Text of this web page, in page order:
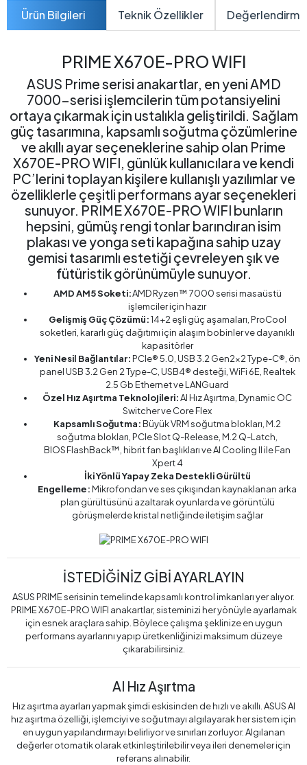
Ürün Bilgileri Teknik Özellikler
PRIME X670E-PRO WIFI
ASUS Prime serisi anakartlar, en yeni AMD
7000-serisi işlemcilerin tüm potansiyelini
ortaya çıkarmak için ustalıkla geliştirildi. Sağlam
güç tasarımına, kapsamlı soğutma çözümlerine
ve akıllı ayar seçeneklerine sahip olan Prime
X670E-PRO WIFI, günlük kullanıcılara ve kendi
PC’lerini toplayan kişilere kullanışlı yazılımlar ve
özelliklerle çeşitli performans ayar seçenekleri
sunuyor. PRIME X670E-PRO WIFI bunların
hepsini, gümüş rengi tonlar barındıran isim
plakası ve yonga seti kapağına sahip uzay
gemisi tasarımlı estetiği çevreleyen şık ve
fütüristik görünümüyle sunuyor.
AMD AM5 Soketi:AMD Ryzen™ 7000 serisi masaüstü
işlemciler için hazır
Gelişmiş Güç Çözümü:14+2 eşli güç aşamaları, ProCool
soketleri, kararlı güç dağıtımı için alaşım bobinler ve dayanıklı
kapasitörler
Yeni Nesil Bağlantılar:PCIe® 5.0, USB 3.2 Gen2x2 Type-C®, ön
panel USB 3.2 Gen 2 Type-C, USB4® desteği, WiFi 6E, Realtek
2.5 Gb Ethernet ve LANGuard
Özel Hız Aşırtma Teknolojileri:AI Hız Aşırtma, Dynamic OC
Switcher ve Core Flex
Kapsamlı Soğutma:Büyük VRM soğutma blokları, M.2
soğutma blokları, PCIe Slot Q-Release, M.2 Q-Latch,
BIOS FlashBack™, hibrit fan başlıkları ve AI Cooling II ile Fan
Xpert 4
İki Yönlü Yapay Zeka Destekli Gürültü
Engelleme:Mikrofondan ve ses çıkışından kaynaklanan arka
plan gürültüsünü azaltarak oyunlarda ve görüntülü
görüşmelerde kristal netliğinde iletişim sağlar
İSTEDİĞİNİZ GİBİ AYARLAYIN
ASUS PRIME serisinin temelinde kapsamlı kontrol imkanları yer alıyor.
PRIME X670E-PRO WIFI anakartlar, sisteminizi her yönüyle ayarlamak
için esnek araçlara sahip. Böylece çalışma şeklinize en uygun
performans ayarlarını yapıp üretkenliğinizi maksimum düzeye
çıkarabilirsiniz.
AI Hız Aşırtma
Hız aşırtma ayarları yapmak şimdi eskisinden de hızlı ve akıllı. ASUS AI
hız aşırtma özelliği, işlemciyi ve soğutmayı algılayarak her sistem için
en uygun yapılandırmayı belirliyor ve sınırları zorluyor. Algılanan
değerler otomatik olarak etkinleştirilebilir veya ileri denemeler için
referans alınabilir.